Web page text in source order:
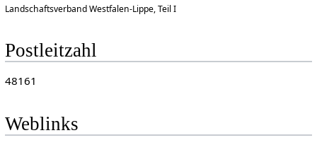
Landschaftsverband Westfalen-Lippe, Teil I
Postleitzahl
48161
Weblinks